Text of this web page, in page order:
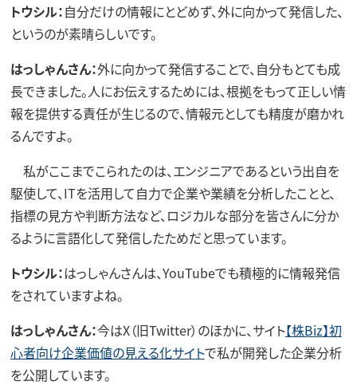
トウシル：自分だけの情報にとどめず、外に向かって発信した、
というのが素晴らしいです。
はっしゃんさん：外に向かって発信することで、自分もとても成
長できました。人にお伝えするためには、根拠をもって正しい情
報を提供する責任が生じるので、情報元としても精度が磨かれ
るんですよ。
私がここまでこられたのは、エンジニアであるという出自を
駆使して、ITを活用して自力で企業や業績を分析したことと、
指標の見方や判断方法など、ロジカルな部分を皆さんに分か
るように言語化して発信したためだと思っています。
トウシル：はっしゃんさんは、YouTubeでも積極的に情報発信
をされていますよね。
はっしゃんさん：今はX（旧Twitter）のほかに、サイト【株Biz】初
心者向け企業価値の見える化サイトで私が開発した企業分析
を公開しています。